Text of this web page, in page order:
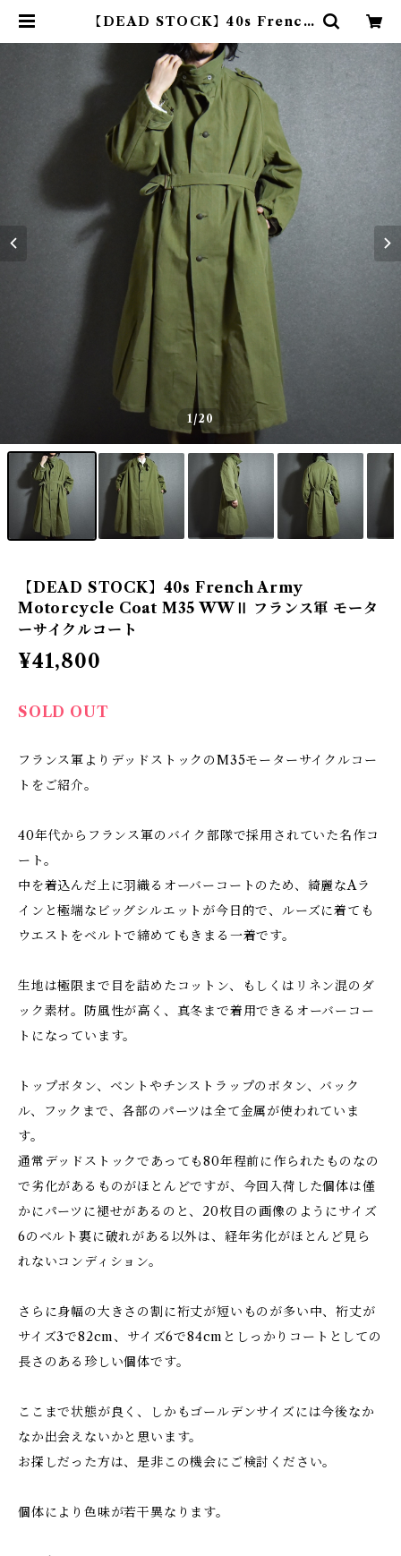
【DEAD STOCK】40s French
WWⅡ フランス軍 モーターサイク
ルコート | mark & collars (マー
クアンドカラーズ)
1/20
【DEAD STOCK】40s French Army
Motorcycle Coat M35 WWⅡ フランス軍 モータ
ーサイクルコート
¥41,800
SOLD OUT
フランス軍よりデッドストックのM35モーターサイクルコー
トをご紹介。
40年代からフランス軍のバイク部隊で採用されていた名作コ
ート。
中を着込んだ上に羽織るオーバーコートのため、綺麗なAラ
インと極端なビッグシルエットが今日的で、ルーズに着ても
ウエストをベルトで締めてもきまる一着です。
生地は極限まで目を詰めたコットン、もしくはリネン混のダ
ック素材。防風性が高く、真冬まで着用できるオーバーコー
トになっています。
トップボタン、ベントやチンストラップのボタン、バック
ル、フックまで、各部のパーツは全て金属が使われていま
す。
通常デッドストックであっても80年程前に作られたものなの
で劣化があるものがほとんどですが、今回入荷した個体は僅
かにパーツに褪せがあるのと、20枚目の画像のようにサイズ
6のベルト裏に破れがある以外は、経年劣化がほとんど見ら
れないコンディション。
さらに身幅の大きさの割に裄丈が短いものが多い中、裄丈が
サイズ3で82cm、サイズ6で84cmとしっかりコートとしての
長さのある珍しい個体です。
ここまで状態が良く、しかもゴールデンサイズには今後なか
なか出会えないかと思います。
お探しだった方は、是非この機会にご検討ください。
個体により色味が若干異なります。